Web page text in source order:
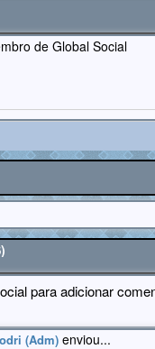
de Global Social
para adicionar
(Adm) enviou...